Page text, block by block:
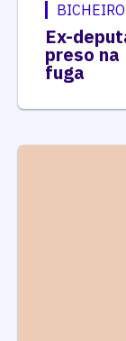
BICHEIRO
Ex-
preso na
fuga